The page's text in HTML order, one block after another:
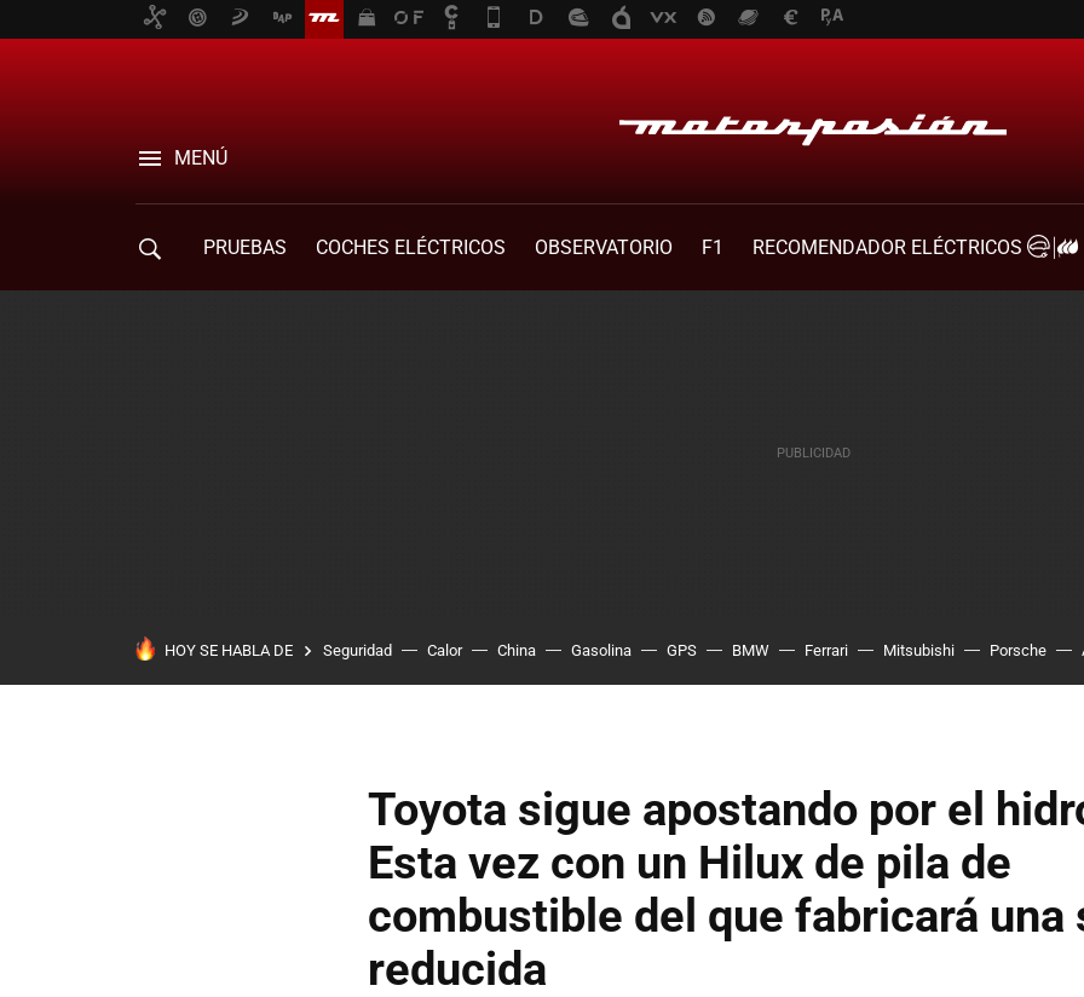
MENÚ
PRUEBAS COCHES ELÉCTRICOS OBSERVATORIO F1
RECOMENDADOR ELÉCTRICOS
HOY SE HABLA DE Seguridad Calor China Gasolina GPS BMW Ferrari Mitsubishi Porsche
Toyota sigue apostando por el
Esta vez con un Hilux de pila de
combustible del que fabricará una
reducida